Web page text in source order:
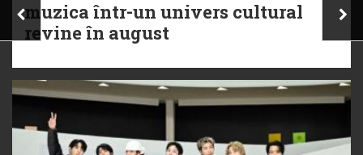
muzica într-un univers cultural
revine în august